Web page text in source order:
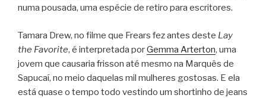
numa pousada, uma espécie de retiro para escritores.
Tamara Drew, no filme que Frears fez antes deste Lay
the Favorite, é interpretada porGemma Arterton, uma
jovem que causaria frisson até mesmo na Marquês de
Sapucaí, no meio daquelas mil mulheres gostosas. E ela
está quase o tempo todo vestindo um shortinho de jeans